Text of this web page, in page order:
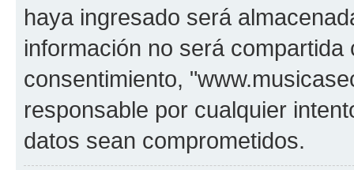
haya ingresado será
información no será
consentimiento,
responsable por cualquier
datos sean comprometidos.